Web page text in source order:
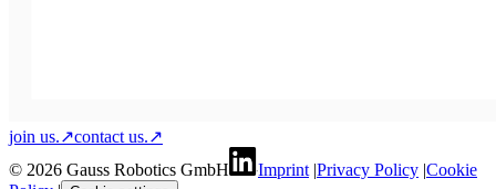
join us.↗contact us.↗
© 2026 Gauss Robotics GmbH
Imprint |Privacy Policy |Cookie